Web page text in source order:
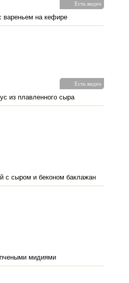
Есть видео
вареньем на кефире
Есть видео
из плавленного сыра
с сыром и беконом баклажан
мидиями